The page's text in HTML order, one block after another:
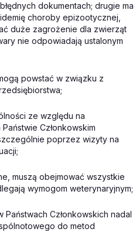
dokumentach; drugie ma
choroby epizootycznej,
duże zagrożenie dla zwierząt
nie odpowiadają ustalonym
powstać w związku z
ze względu na
Członkowskim
poprzez wizyty na
muszą obejmować wszystkie
wymogom weterynaryjnym;
Członkowskich nadal
do metod